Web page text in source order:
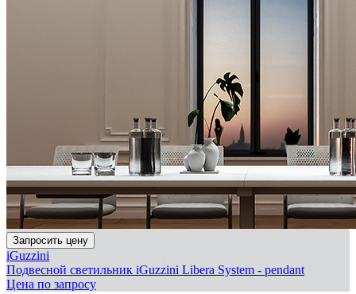
Запросить цену
iGuzzini
Подвесной светильник iGuzzini Libera System - pendant
Цена по запросу